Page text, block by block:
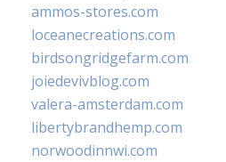
ammos-stores.com
loceanecreations.com
birdsongridgefarm.com
joiedevivblog.com
valera-amsterdam.com
libertybrandhemp.com
norwoodinnwi.com